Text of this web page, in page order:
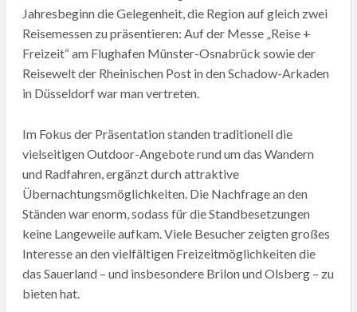
Jahresbeginn die Gelegenheit, die Region auf gleich zwei
Reisemessen zu präsentieren: Auf der Messe „Reise +
Freizeit“ am Flughafen Münster-Osnabrück sowie der
Reisewelt der Rheinischen Post in den Schadow-Arkaden
in Düsseldorf war man vertreten.
Im Fokus der Präsentation standen traditionell die
vielseitigen Outdoor-Angebote rund um das Wandern
und Radfahren, ergänzt durch attraktive
Übernachtungsmöglichkeiten. Die Nachfrage an den
Ständen war enorm, sodass für die Standbesetzungen
keine Langeweile aufkam. Viele Besucher zeigten großes
Interesse an den vielfältigen Freizeitmöglichkeiten die
das Sauerland – und insbesondere Brilon und Olsberg – zu
bieten hat.